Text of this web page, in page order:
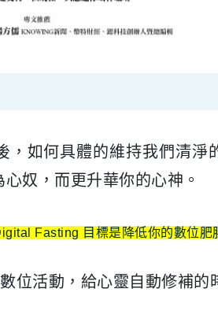
，如何具體的維持我們清淨
奴，而更升華你的心神。
Fasting 目標是降低你的數位肥
位活動，給心靈自動修補的